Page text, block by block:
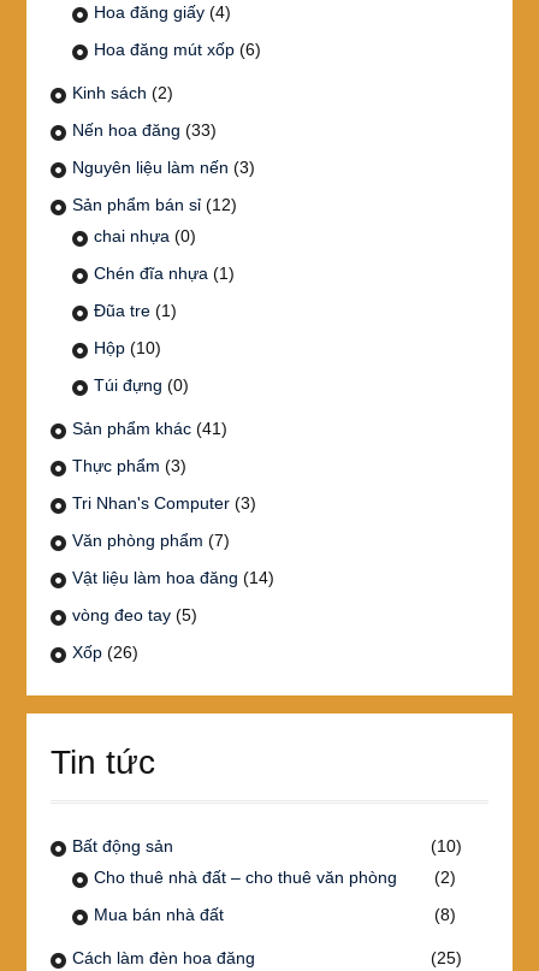
Hoa đăng giấy (4)
Hoa đăng mút xốp (6)
Kinh sách (2)
Nến hoa đăng (33)
Nguyên liệu làm nến (3)
Sản phẩm bán sỉ (12)
chai nhựa (0)
Chén đĩa nhựa (1)
Đũa tre (1)
Hộp (10)
Túi đựng (0)
Sản phẩm khác (41)
Thực phẩm (3)
Tri Nhan's Computer (3)
Văn phòng phẩm (7)
Vật liệu làm hoa đăng (14)
vòng đeo tay (5)
Xốp (26)
Tin tức
Bất động sản
(10)
Cho thuê nhà đất – cho thuê văn phòng
(2)
Mua bán nhà đất
(8)
Cách làm đèn hoa đăng (25)